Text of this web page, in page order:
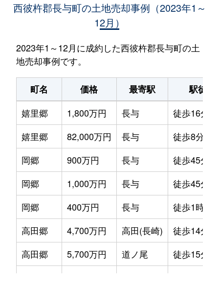
西彼杵郡長与町の土地売却事例（2023年1～
12月）
2023年1～12月に成約した西彼杵郡長与町の土
地売却事例です。
町名 価格 最寄駅
駅徒歩
嬉里郷
1,800万円 長与
徒歩16分
嬉里郷
82,000万円 長与
徒歩8分
岡郷
900万円 長与
徒歩45分
岡郷
1,000万円 長与
徒歩45分
岡郷
400万円 長与
徒歩1時間
高田郷
4,700万円 高田(長崎)
徒歩14分
高田郷
5,700万円 道ノ尾
徒歩15分